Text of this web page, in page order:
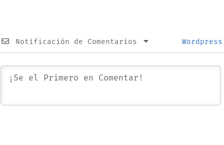
Notificación de Comentarios Wordpress